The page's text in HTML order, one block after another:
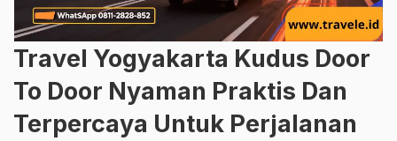
Travel Yogyakarta Kudus Door
To Door Nyaman Praktis Dan
Terpercaya Untuk Perjalanan